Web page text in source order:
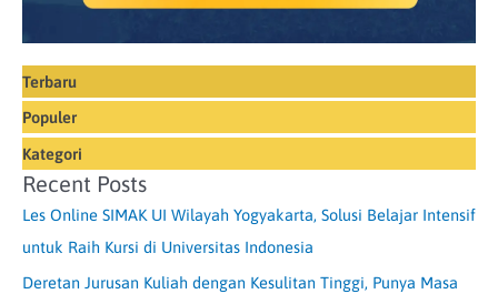
Terbaru
Populer
Kategori
Recent Posts
Les Online SIMAK UI Wilayah Yogyakarta, Solusi Belajar Intensif
untuk Raih Kursi di Universitas Indonesia
Deretan Jurusan Kuliah dengan Kesulitan Tinggi, Punya Masa